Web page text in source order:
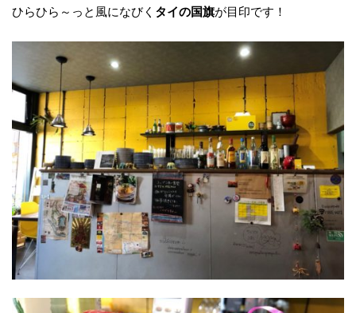
ひらひら～っと風になびく タイの国旗が目印です！